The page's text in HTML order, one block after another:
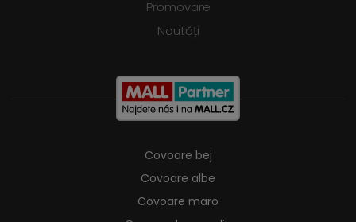
Promovare
Noutăți
Covoare bej
Covoare albe
Covoare maro